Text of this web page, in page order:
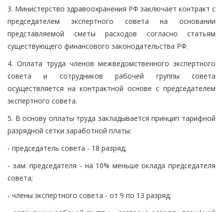
3. Министерство здравоохранения РФ заключает контракт с
председателем экспертного совета на основании
представляемой сметы расходов согласно статьям
существующего финансового законодательства РФ.
4. Оплата труда членов межведомственного экспертного
совета и сотрудников рабочей группы совета
осуществляется на контрактной основе с председателем
экспертного совета.
5. В основу оплаты труда закладывается принцип тарифной
разрядной сетки заработной платы:
- председатель совета - 18 разряд;
- зам. председателя - на 10% меньше оклада председателя
совета;
- члены экспертного совета - от 9 по 13 разряд;